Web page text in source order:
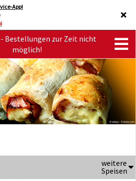
App!
- Bestellungen zur Zeit nicht
möglich!
weitere
Speisen